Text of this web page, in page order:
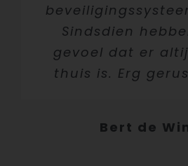
Sindsdien
gevoel dat er
thuis is. Erg
Bert de